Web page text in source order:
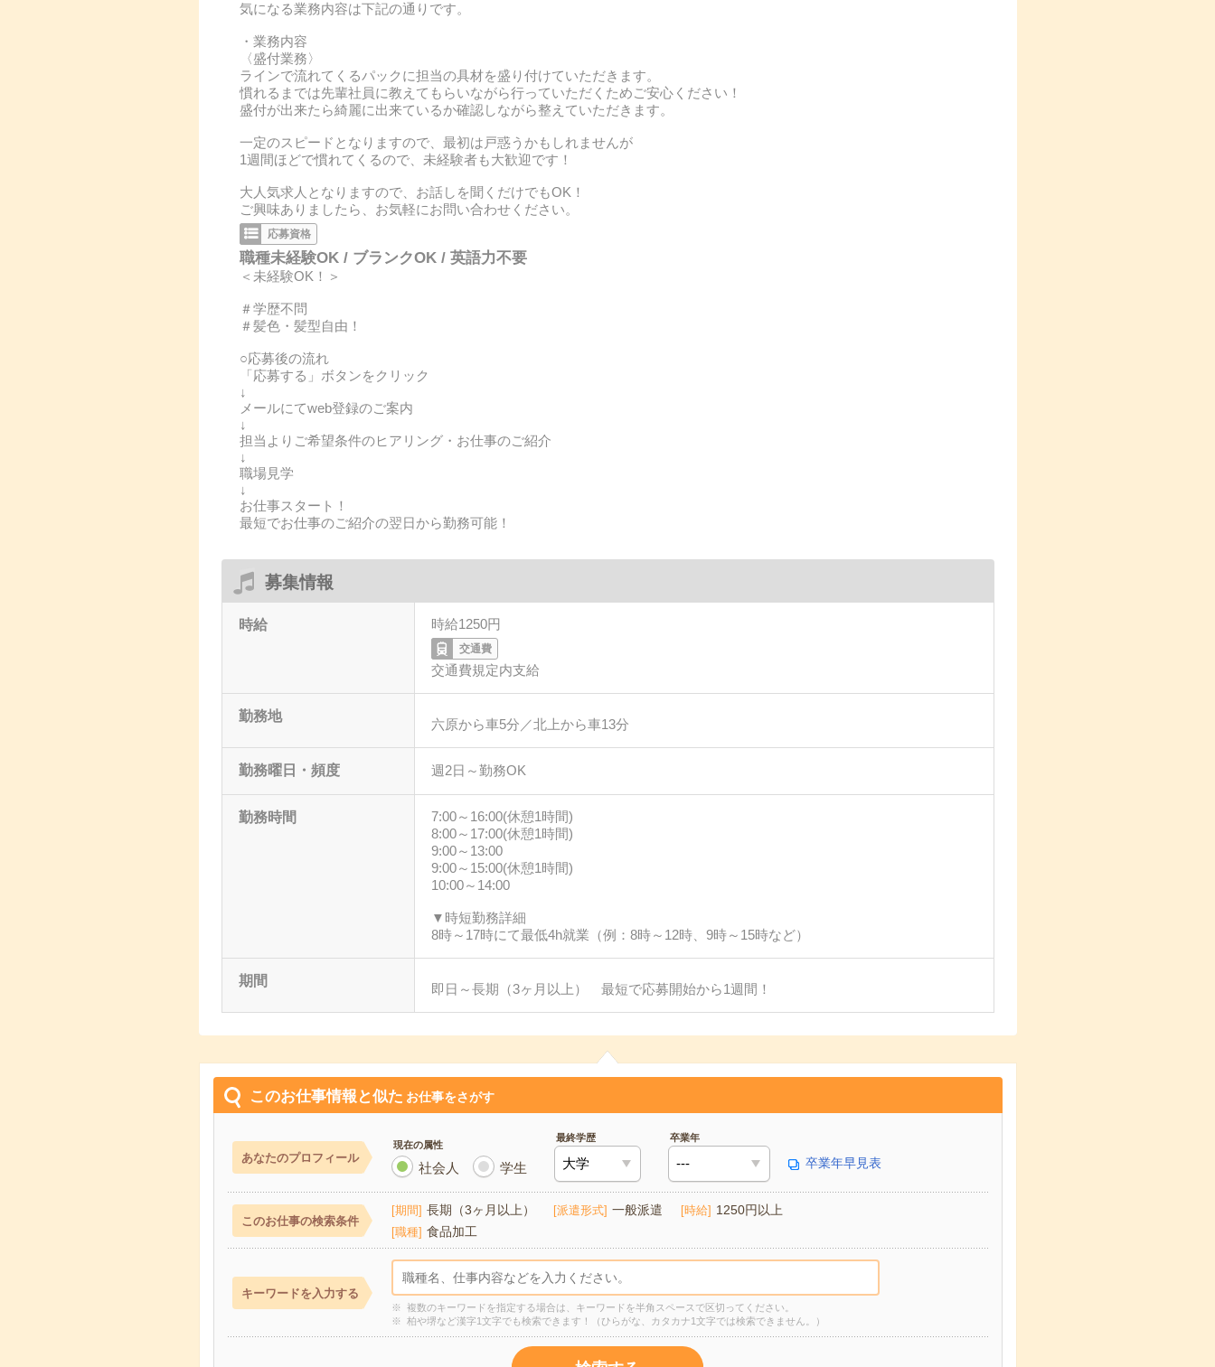
気になる業務内容は下記の通りです。
・業務内容
〈盛付業務〉
ラインで流れてくるパックに担当の具材を盛り付けていただきます。
慣れるまでは先輩社員に教えてもらいながら行っていただくためご安心ください！
盛付が出来たら綺麗に出来ているか確認しながら整えていただきます。
一定のスピードとなりますので、最初は戸惑うかもしれませんが
1週間ほどで慣れてくるので、未経験者も大歓迎です！
大人気求人となりますので、お話しを聞くだけでもOK！
ご興味ありましたら、お気軽にお問い合わせください。
応募資格
職種未経験OK / ブランクOK / 英語力不要
＜未経験OK！＞
＃学歴不問
＃髪色・髪型自由！
○応募後の流れ
「応募する」ボタンをクリック
↓
メールにてweb登録のご案内
↓
担当よりご希望条件のヒアリング・お仕事のご紹介
↓
職場見学
↓
お仕事スタート！
最短でお仕事のご紹介の翌日から勤務可能！
募集情報
時給 時給1250円
交通費
交通費規定内支給
勤務地
六原から車5分／北上から車13分
勤務曜日・頻度 週2日～勤務OK
勤務時間
7:00～16:00(休憩1時間)
8:00～17:00(休憩1時間)
9:00～13:00
9:00～15:00(休憩1時間)
10:00～14:00
▼時短勤務詳細
8時～17時にて最低4h就業（例：8時～12時、9時～15時など）
期間
即日～長期（3ヶ月以上） 最短で応募開始から1週間！
このお仕事情報と似た お仕事をさがす
あなたのプロフィール
現在の属性
社会人 学生
最終学歴 卒業年
卒業年早見表
このお仕事の検索条件
期間 長期（3ヶ月以上） 派遣形式 一般派遣 時給 1250円以上
職種 食品加工
キーワードを入力する
複数のキーワードを指定する場合は、キーワードを半角スペースで区切ってください。
柏や堺など漢字1文字でも検索できます！（ひらがな、カタカナ1文字では検索できません。）